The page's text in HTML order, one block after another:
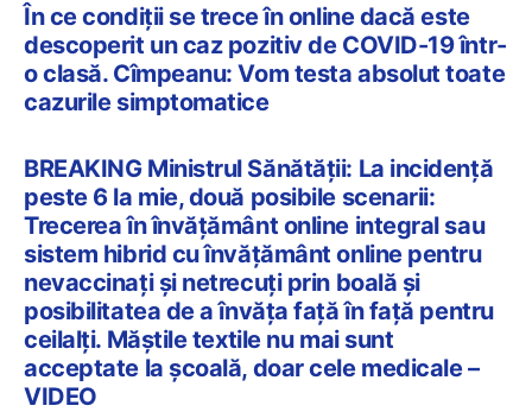
În ce condiții se trece în online dacă este
descoperit un caz pozitiv de COVID-19 într-
o clasă. Cîmpeanu: Vom testa absolut toate
cazurile simptomatice
BREAKING Ministrul Sănătății: La incidență
peste 6 la mie, două posibile scenarii:
Trecerea în învățământ online integral sau
sistem hibrid cu învățământ online pentru
nevaccinați și netrecuți prin boală și
posibilitatea de a învăța față în față pentru
ceilalți. Măștile textile nu mai sunt
acceptate la școală, doar cele medicale –
VIDEO